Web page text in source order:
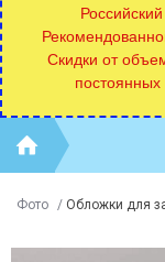
Скидки от
Фото / Обложки для